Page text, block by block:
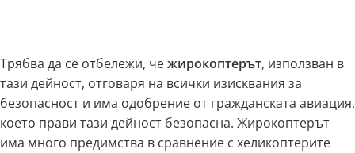
Трябва да се отбележи, чежирокоптерът, използван в
тази дейност, отговаря на всички изисквания за
безопасност и има одобрение от гражданската авиация,
което прави тази дейност безопасна. Жирокоптерът
има много предимства в сравнение с хеликоптерите